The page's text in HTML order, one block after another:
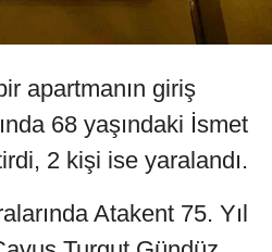
apartmanın giriş
68 yaşındaki İsmet
2 kişi ise yaralandı.
Atakent 75. Yıl